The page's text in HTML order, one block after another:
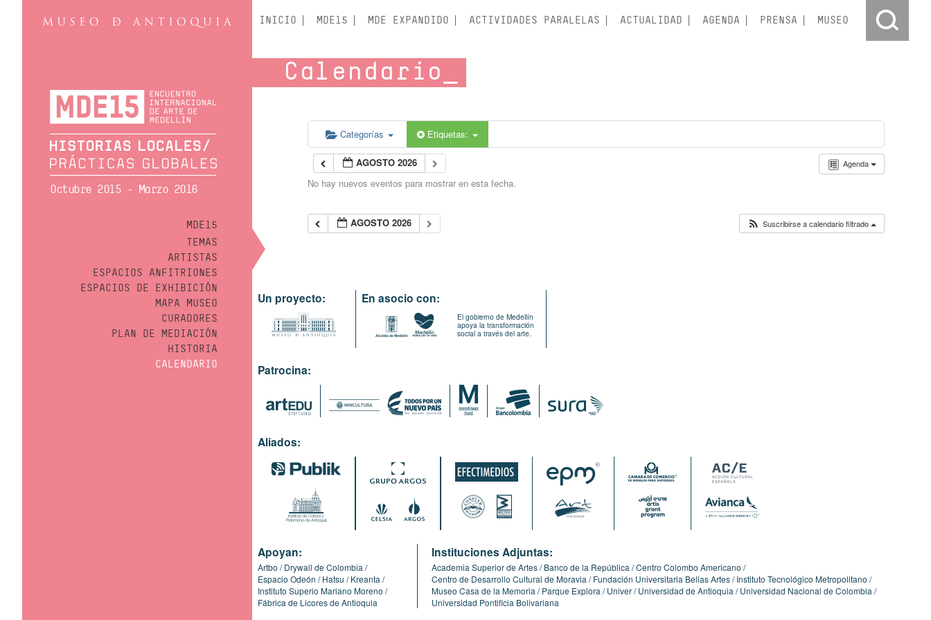
Octubre 2015 - Marzo 2016
MDE15
TEMAS
ARTISTAS
ESPACIOS ANFITRIONES
ESPACIOS DE EXHIBICIÓN
MAPA MUSEO
CURADORES
PLAN DE MEDIACIÓN
HISTORIA
CALENDARIO
INICIO MDE15 MDE EXPANDIDO ACTIVIDADES PARALELAS ACTUALIDAD AGENDA PRENSA MUSEO
Calendario
Categorías Etiquetas:
Agenda
AGOSTO 2026
No hay nuevos eventos para mostrar en esta fecha.
AGOSTO 2026 Suscribirse a calendario filtrado
Un proyecto: En asocio con:
El gobierno de Medellín
apoya la transformación
social a través del arte.
Patrocina:
Aliados:
Apoyan:
Artbo
Drywall de Colombia
Espacio Odeón
Hatsu
Kreanta
Instituto Superio Mariano Moreno
Fábrica de Licores de Antioquia
Instituciones Adjuntas:
Academia Superior de Artes Banco de la República Centro Colombo Americano
Centro de Desarrollo Cultural de Moravia
Fundación Universitaria Bellas Artes Instituto Tecnológico Metropolitano
Museo Casa de la Memoria
Parque Explora Univer Universidad de Antioquia
Universidad Nacional de Colombia
Universidad Pontificia Bolivariana